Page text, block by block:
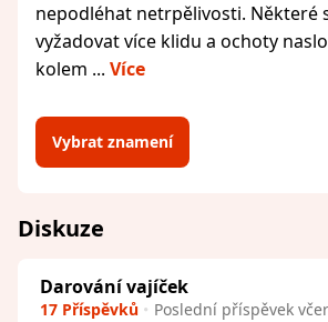
nepodléhat netrpělivosti. Některé
vyžadovat více klidu a ochoty
kolem ... Více
Vybrat znamení
Diskuze
Darování vajíček
17 Příspěvků Poslední příspěvek